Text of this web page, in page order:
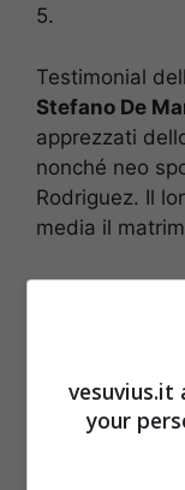
5.
Testimonial
Stefano De
apprezzati
nonché neo
Rodriguez. Il
media il
vesuvius.it
your